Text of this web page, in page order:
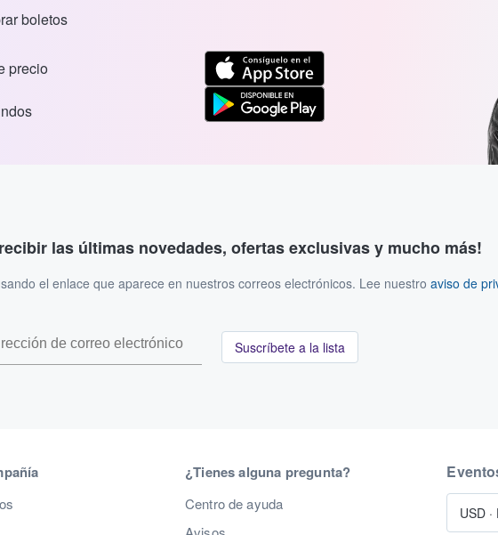
boletos
precio
las últimas novedades, ofertas exclusivas y mucho más!
el enlace que aparece en nuestros correos electrónicos. Lee nuestro aviso de
Suscríbete a la lista
¿Tienes alguna pregunta?
Centro de ayuda
USD ·